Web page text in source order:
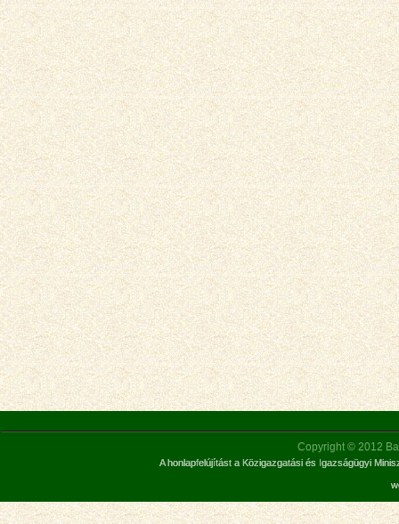
Copyright © 2012
A honlapfelújítást a Közigazgatási és Igazságügyi